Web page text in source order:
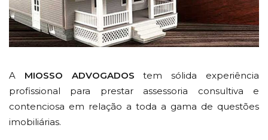
A MIOSSO ADVOGADOS tem sólida experiência
profissional para prestar assessoria consultiva e
contenciosa em relação a toda a gama de questões
imobiliárias.